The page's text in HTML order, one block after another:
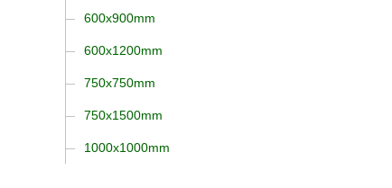
600x900mm
600x1200mm
750x750mm
750x1500mm
1000x1000mm